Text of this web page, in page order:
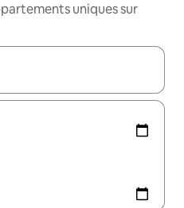
uniques sur
utilisez les flèches vers le